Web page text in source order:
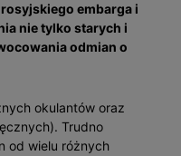
embarga i
nie tylko starych i
odmian o
okulantów oraz
Trudno
od wielu różnych